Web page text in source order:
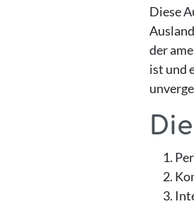
Diese
der
ist und